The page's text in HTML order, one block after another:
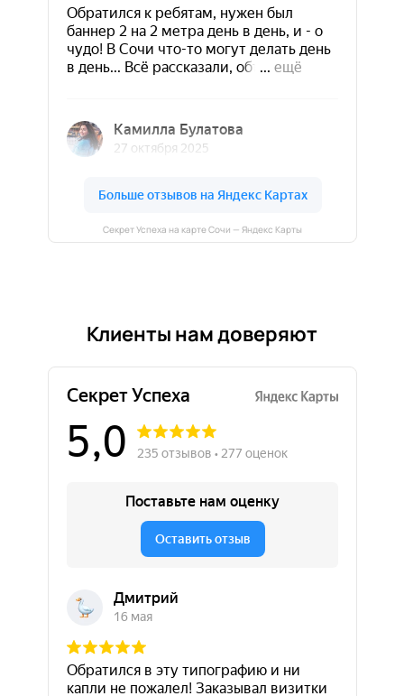
Секрет Успеха на карте Сочи — Яндекс Карты
Клиенты нам доверяют